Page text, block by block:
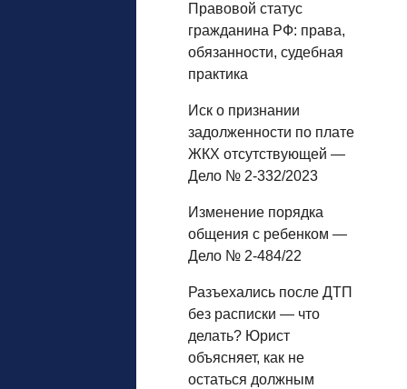
Правовой статус
гражданина РФ: права,
обязанности, судебная
практика
Иск о признании
задолженности по плате
ЖКХ отсутствующей —
Дело № 2-332/2023
Изменение порядка
общения с ребенком —
Дело № 2-484/22
Разъехались после ДТП
без расписки — что
делать? Юрист
объясняет, как не
остаться должным